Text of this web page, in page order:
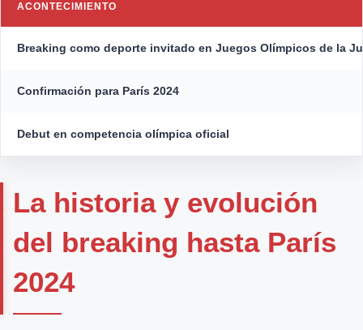
ACONTECIMIENTO
Breaking como deporte invitado en Juegos Olímpicos de la
Confirmación para París 2024
Debut en competencia olímpica oficial
La historia y evolución
del breaking hasta París
2024